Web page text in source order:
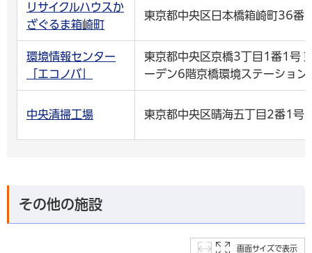
リサイクルハウスか
ざぐるま箱崎町
東京都中央区日本橋箱崎町36番
環境情報センター
「エコノバ」
東京都中央区京橋3丁目1番1号
ーデン6階京橋環境ステーション
中央清掃工場 東京都中央区晴海五丁目2番1号
その他の施設
画面サイズで表示